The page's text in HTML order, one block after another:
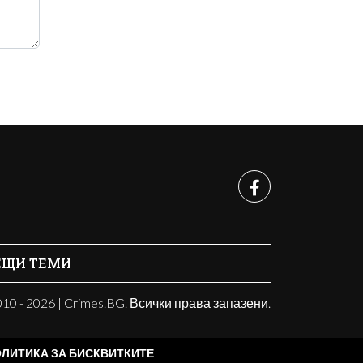
ТЕМИ
- 2026 | Crimes.BG. Всички права запазени.
ЗА БИСКВИТКИТЕ